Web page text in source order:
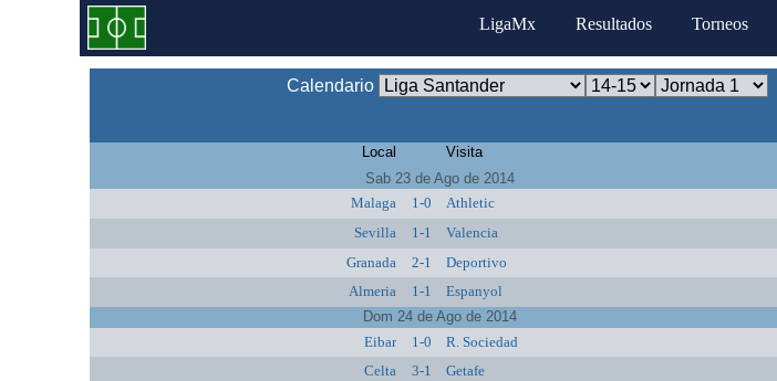
LigaMx Resultados Torneos
Calendario
Local Visita
Sab 23 de Ago de 2014
Malaga
1-0 Athletic
Sevilla
1-1 Valencia
Granada
2-1 Deportivo
Almeria
1-1 Espanyol
Dom 24 de Ago de 2014
Eibar
1-0 R. Sociedad
Celta
3-1 Getafe